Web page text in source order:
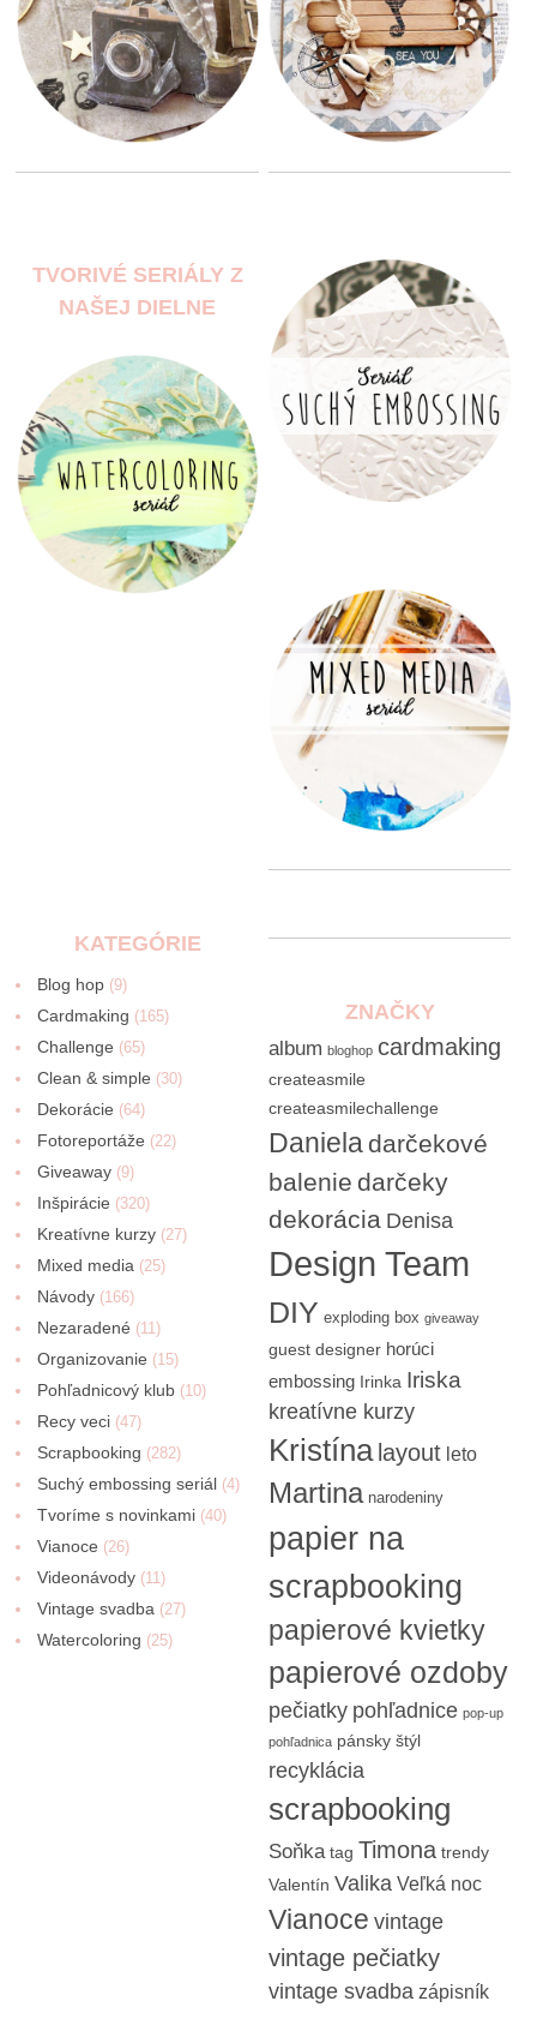
TVORIVÉ SERIÁLY Z
NAŠEJ DIELNE
KATEGÓRIE
Blog hop (9)
Cardmaking (165)
Challenge (65)
Clean & simple (30)
Dekorácie (64)
Fotoreportáže (22)
Giveaway (9)
Inšpirácie (320)
Kreatívne kurzy (27)
Mixed media (25)
Návody (166)
Nezaradené (11)
Organizovanie (15)
Pohľadnicový klub (10)
Recy veci (47)
Scrapbooking (282)
Suchý embossing seriál (4)
Tvoríme s novinkami (40)
Vianoce (26)
Videonávody (11)
Vintage svadba (27)
Watercoloring (25)
ZNAČKY
album bloghop cardmaking
createasmile
createasmilechallenge
Daniela darčekové
balenie darčeky
dekorácia Denisa
Design Team
DIY exploding box giveaway
guest designer horúci
embossing Irinka Iriska
kreatívne kurzy
Kristína layout leto
Martina narodeniny
papier na
scrapbooking
papierové kvietky
papierové ozdoby
pečiatky pohľadnice pop-up
pohľadnica pánsky štýl
recyklácia
scrapbooking
Soňka tag Timona trendy
Valentín Valika Veľká noc
Vianoce vintage
vintage pečiatky
vintage svadba zápisník